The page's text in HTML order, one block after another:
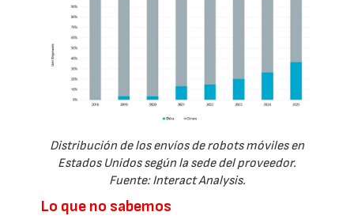
Distribución de los envíos de robots móviles en
Estados Unidos según la sede del proveedor.
Fuente: Interact Analysis.
Lo que no sabemos